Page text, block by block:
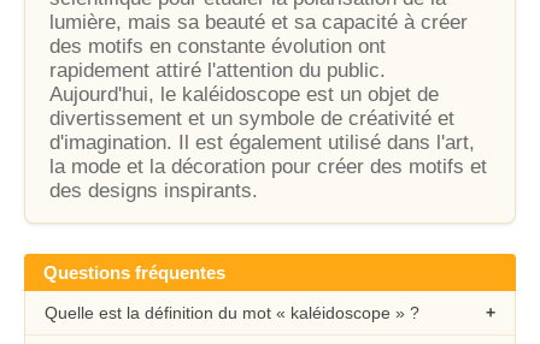
lumière, mais sa beauté et sa capacité à créer
des motifs en constante évolution ont
rapidement attiré l'attention du public.
Aujourd'hui, le kaléidoscope est un objet de
divertissement et un symbole de créativité et
d'imagination. Il est également utilisé dans l'art,
la mode et la décoration pour créer des motifs et
des designs inspirants.
Questions fréquentes
Quelle est la définition du mot « kaléidoscope » ?